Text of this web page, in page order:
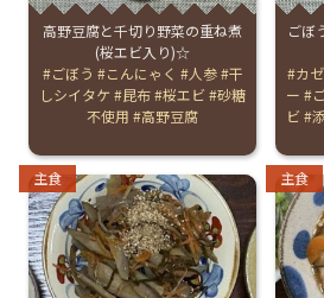
高野豆腐と千切り野菜の重ね煮
(桜エビ入り)☆
Tags:
ごぼう こんにゃく 人参 干
しシイタケ
昆布 桜エビ 砂糖
不使用
高野豆腐
ごぼ
Tags:
カ
ー
ビ
Categories:
主食 主食
お産について
親と子の結びつ
母乳育児
予防接種